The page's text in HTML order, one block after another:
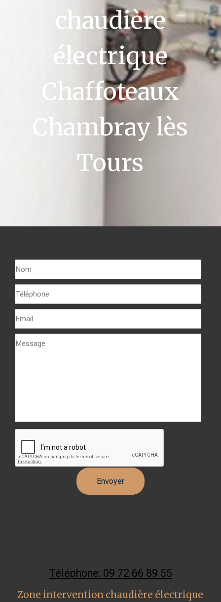
chaudière
électrique
Chaffoteaux
Chambray lès
Tours
Téléphone: 09 72 66 89 55
Zone intervention chaudière électrique